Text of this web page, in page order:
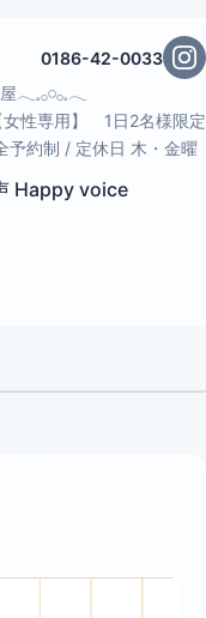
0186-42-0033
𓂃𓈒𓂂𓏸𓂂𓈒𓂃
性専用】 1日2名様限定
約制 / 定休日 木・金曜
Happy voice